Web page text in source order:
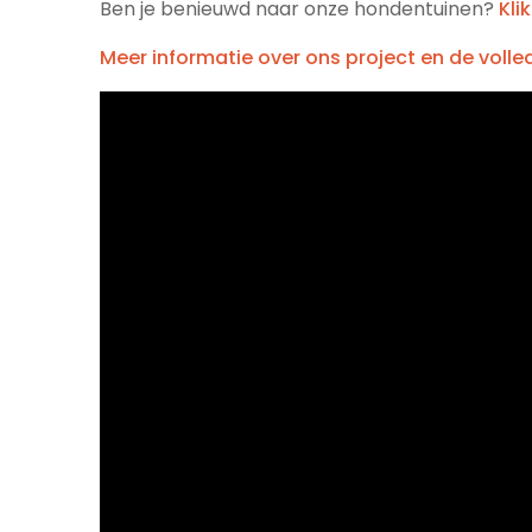
Ben je benieuwd naar onze hondentuinen?
Meer informatie over ons project en de